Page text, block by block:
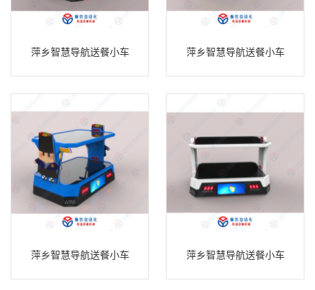
萍乡智慧导航送餐小车 萍乡智慧导航送餐小车
萍乡智慧导航送餐小车 萍乡智慧导航送餐小车